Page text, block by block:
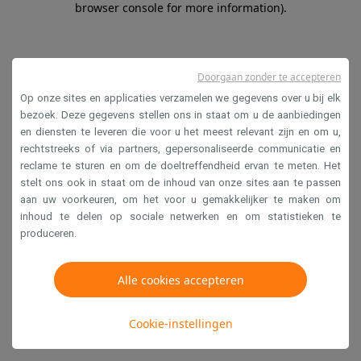
browser console for more information).
Op onze sites en applicaties verzamelen we gegevens over u bij elk
bezoek. Deze gegevens stellen ons in staat om u de aanbiedingen
en diensten te leveren die voor u het meest relevant zijn en om u,
rechtstreeks of via partners, gepersonaliseerde communicatie en
reclame te sturen en om de doeltreffendheid ervan te meten. Het
stelt ons ook in staat om de inhoud van onze sites aan te passen
aan uw voorkeuren, om het voor u gemakkelijker te maken om
inhoud te delen op sociale netwerken en om statistieken te
produceren.
Alle cookies accepteren
Cookie-instellingen
Doorgaan zonder te accepteren